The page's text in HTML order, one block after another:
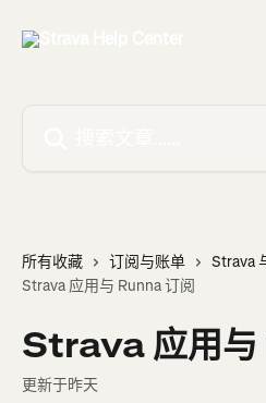
所有收藏 订阅与账单
Strava
Strava 应用与 Runna 订阅
Strava 应用
更新于昨天